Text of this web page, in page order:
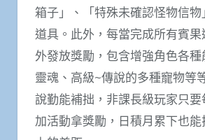
箱子」、「特殊未確認怪物信
道具。此外，每當完成所有賓
外發放獎勵，包含增強角色各
靈魂、高級~傳說的多種寵物等
說勤能補拙，非課長級玩家只
加活動拿獎勵，日積月累下也